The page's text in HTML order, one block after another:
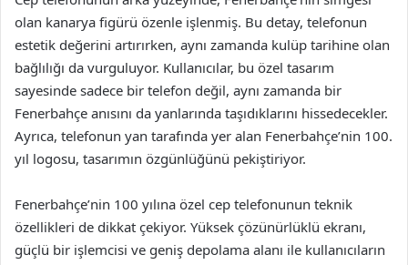
olan kanarya figürü özenle işlenmiş. Bu detay, telefonun
estetik değerini artırırken, aynı zamanda kulüp tarihine olan
bağlılığı da vurguluyor. Kullanıcılar, bu özel tasarım
sayesinde sadece bir telefon değil, aynı zamanda bir
Fenerbahçe anısını da yanlarında taşıdıklarını hissedecekler.
Ayrıca, telefonun yan tarafında yer alan Fenerbahçe’nin 100.
yıl logosu, tasarımın özgünlüğünü pekiştiriyor.
Fenerbahçe’nin 100 yılına özel cep telefonunun teknik
özellikleri de dikkat çekiyor. Yüksek çözünürlüklü ekranı,
güçlü bir işlemcisi ve geniş depolama alanı ile kullanıcıların